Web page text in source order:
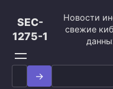
контенту
SEC-
1275-1
Новости
свежие
Search
for: